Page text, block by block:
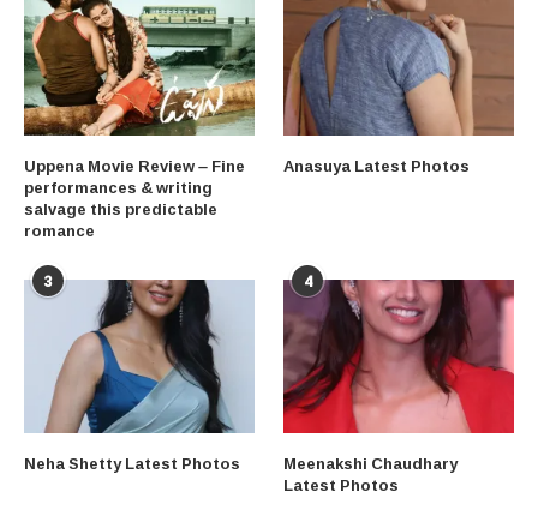
Uppena Movie Review – Fine
performances & writing
salvage this predictable
romance
Anasuya Latest Photos
3
Neha Shetty Latest Photos
4
Meenakshi Chaudhary
Latest Photos